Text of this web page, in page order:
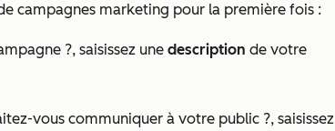
campagnes marketing pour la première fois :
?, saisissez une description de votre
vous communiquer à votre public ?, saisissez